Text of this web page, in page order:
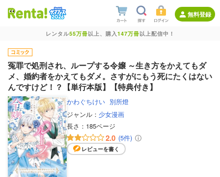
無料登録
レンタル55万冊以上、購入147万冊以上配信中！
冤罪で処刑され、ループする令嬢 ～生き方をかえてもダ
メ、婚約者をかえてもダメ。さすがにもう死にたくはない
んですけど！？【単行本版】【特典付き】
かわぐちけい 別所燈
ジャンル： 少女漫画
長さ： 185ページ
2.0 (5件)
レビューを書く